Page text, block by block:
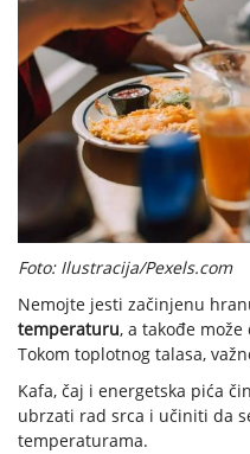
Foto: Ilustracija/Pexels.com
Nemojte jesti začinjenu
temperaturu, a takođe
Tokom toplotnog talasa,
Kafa, čaj i energetska pića
ubrzati rad srca i učiniti da
temperaturama.